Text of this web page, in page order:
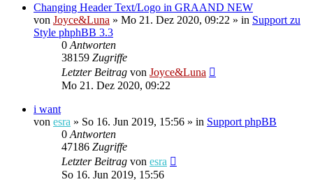
Changing Header Text/Logo in GRAAND NEW
von Joyce&Luna » Mo 21. Dez 2020, 09:22 » in Support zu
Style phphBB 3.3
0 Antworten
38159 Zugriffe
Letzter Beitrag von Joyce&Luna
Mo 21. Dez 2020, 09:22
i want
von esra » So 16. Jun 2019, 15:56 » in Support phpBB
0 Antworten
47186 Zugriffe
Letzter Beitrag von esra
So 16. Jun 2019, 15:56